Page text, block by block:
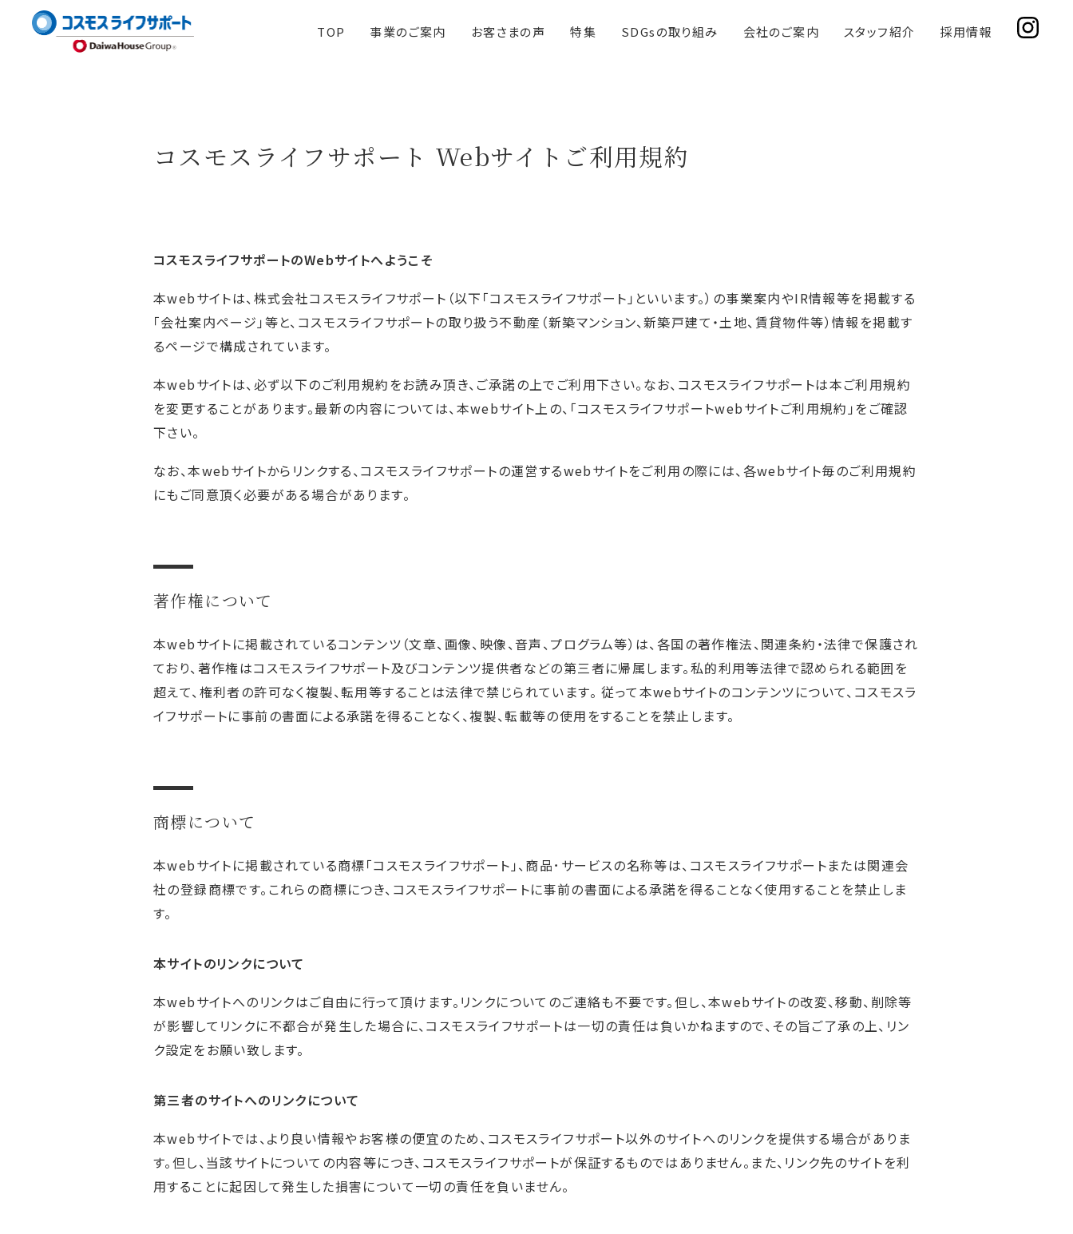
TOP 事業のご案内 お客さまの声 特集 SDGsの取り組み 会社のご案内 スタッフ紹介 採用情報
コスモスライフサポート Webサイトご利用規約
コスモスライフサポートのWebサイトへようこそ
本webサイトは、株式会社コスモスライフサポート（以下「コスモスライフサポート」といいます。）の事業案内やIR情報等を掲載する
「会社案内ページ」等と、コスモスライフサポートの取り扱う不動産（新築マンション、新築戸建て・土地、賃貸物件等）情報を掲載す
るページで構成されています。
本webサイトは、必ず以下のご利用規約をお読み頂き、ご承諾の上でご利用下さい。なお、コスモスライフサポートは本ご利用規約
を変更することがあります。最新の内容については、本webサイト上の、「コスモスライフサポートwebサイトご利用規約」をご確認
下さい。
なお、本webサイトからリンクする、コスモスライフサポートの運営するwebサイトをご利用の際には、各webサイト毎のご利用規約
にもご同意頂く必要がある場合があります。
著作権について
本webサイトに掲載されているコンテンツ（文章、画像、映像、音声、プログラム等）は、各国の著作権法、関連条約・法律で保護され
ており、著作権はコスモスライフサポート及びコンテンツ提供者などの第三者に帰属します。私的利用等法律で認められる範囲を
超えて、権利者の許可なく複製、転用等することは法律で禁じられています。 従って本webサイトのコンテンツについて、コスモスラ
イフサポートに事前の書面による承諾を得ることなく、複製、転載等の使用をすることを禁止します。
商標について
本webサイトに掲載されている商標「コスモスライフサポート」、商品･サービスの名称等は、コスモスライフサポートまたは関連会
社の登録商標です。これらの商標につき、コスモスライフサポートに事前の書面による承諾を得ることなく使用することを禁止しま
す。
本サイトのリンクについて
本webサイトへのリンクはご自由に行って頂けます。リンクについてのご連絡も不要です。但し、本webサイトの改変、移動、削除等
が影響してリンクに不都合が発生した場合に、コスモスライフサポートは一切の責任は負いかねますので、その旨ご了承の上、リン
ク設定をお願い致します。
第三者のサイトへのリンクについて
本webサイトでは、より良い情報やお客様の便宜のため、コスモスライフサポート以外のサイトへのリンクを提供する場合がありま
す。但し、当該サイトについての内容等につき、コスモスライフサポートが保証するものではありません。また、リンク先のサイトを利
用することに起因して発生した損害について一切の責任を負いません。